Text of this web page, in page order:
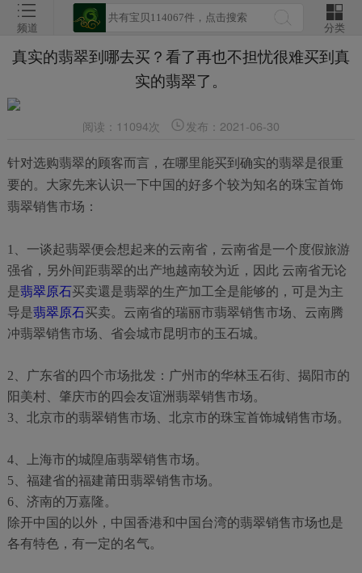
频道 分类
真实的翡翠到哪去买？看了再也不担忧很难买到真
实的翡翠了。
阅读：11094次 发布：2021-06-30
针对选购翡翠的顾客而言，在哪里能买到确实的翡翠是很重
要的。大家先来认识一下中国的好多个较为知名的珠宝首饰
翡翠销售市场：
1、一谈起翡翠便会想起来的云南省，云南省是一个度假旅游
强省，另外间距翡翠的出产地越南较为近，因此 云南省无论
是翡翠原石买卖還是翡翠的生产加工全是能够的，可是为主
导是翡翠原石买卖。云南省的瑞丽市翡翠销售市场、云南腾
冲翡翠销售市场、省会城市昆明市的玉石城。
2、广东省的四个市场批发：广州市的华林玉石街、揭阳市的
阳美村、肇庆市的四会友谊洲翡翠销售市场。
3、北京市的翡翠销售市场、北京市的珠宝首饰城销售市场。
4、上海市的城隍庙翡翠销售市场。
5、福建省的福建莆田翡翠销售市场。
6、济南的万嘉隆。
除开中国的以外，中国香港和中国台湾的翡翠销售市场也是
各有特色，有一定的名气。